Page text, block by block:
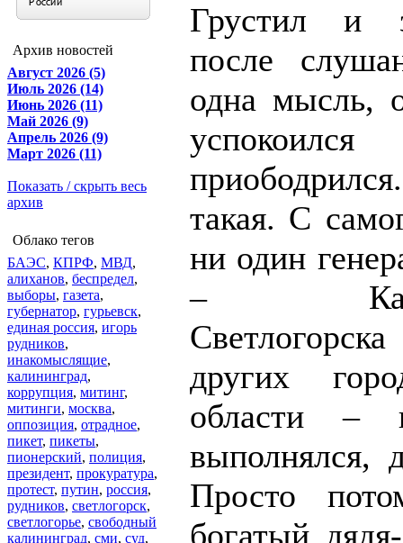
Архив новостей
Август 2026 (5)
Июль 2026 (14)
Июнь 2026 (11)
Май 2026 (9)
Апрель 2026 (9)
Март 2026 (11)
Показать / скрыть весь
архив
Облако тегов
БАЭС, КПРФ, МВД,
алиханов, беспредел,
выборы, газета,
губернатор, гурьевск,
единая россия, игорь
рудников,
инакомыслящие,
калининград,
коррупция, митинг,
митинги, москва,
оппозиция, отрадное,
пикет, пикеты,
пионерский, полиция,
президент, прокуратура,
протест, путин, россия,
рудников, светлогорск,
светлогорье, свободный
калининград, сми, суд,
Грустил и
после
одна мысль,
такая. С
ни один
–
других
области –
выполнялся,
Просто
богатый